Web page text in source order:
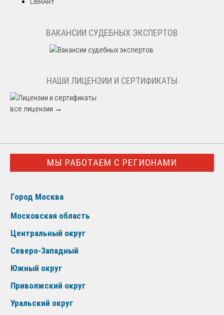
ВАКАНСИИ СУДЕБНЫХ ЭКСПЕРТОВ
НАШИ ЛИЦЕНЗИИ И СЕРТИФИКАТЫ
все лицензии →
МЫ РАБОТАЕМ С РЕГИОНАМИ
Город Москва
Московская область
Центральный округ
Северо-Западный
Южный округ
Приволжский округ
Уральский округ